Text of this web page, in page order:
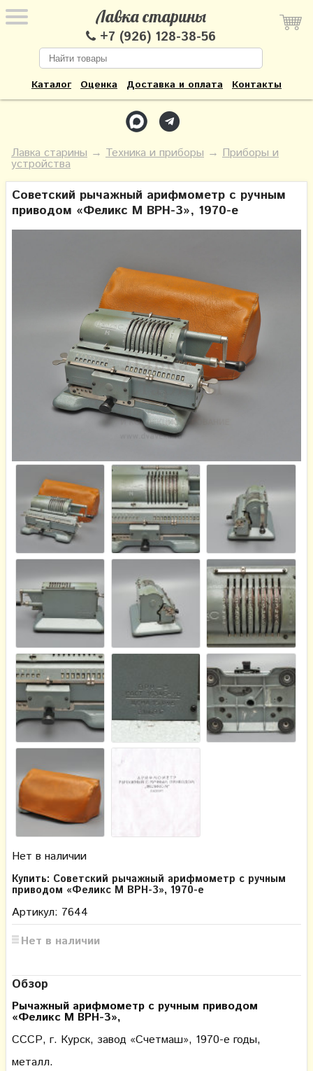
Лавка старины
+7 (926) 128-38-56
Каталог Оценка Доставка и оплата Контакты
Лавка старины → Техника и приборы → Приборы и
устройства
Советский рычажный арифмометр с ручным
приводом «Феликс М ВРH-3», 1970-е
Нет в наличии
Купить: Советский рычажный арифмометр с ручным
приводом «Феликс М ВРH-3», 1970-е
Артикул: 7644
Нет в наличии
Обзор
Рычажный арифмометр с ручным приводом
«Феликс М ВРH-3»,
СССР, г. Курск, завод «Счетмаш», 1970-е годы,
металл.